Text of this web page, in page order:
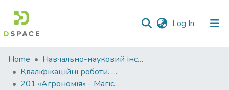
Log In (current)
Communities
&
Collections
Home
Навчально-науковий інститут агротехнологій, селекції та екології
Кваліфікаційні роботи. ННІ агротехнологій, селекції та екології
201 «Агрономія» - Магістри 2024-2025